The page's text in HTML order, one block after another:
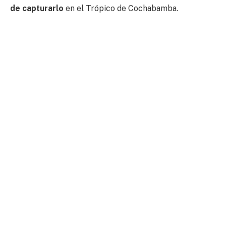
de capturarlo en el Trópico de Cochabamba.